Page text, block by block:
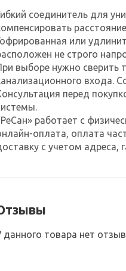
соединитель для
или
не строго
выборе нужно сверить
входа.
перед
работает с
оплата, оплата
с учетом адреса,
данного товара нет